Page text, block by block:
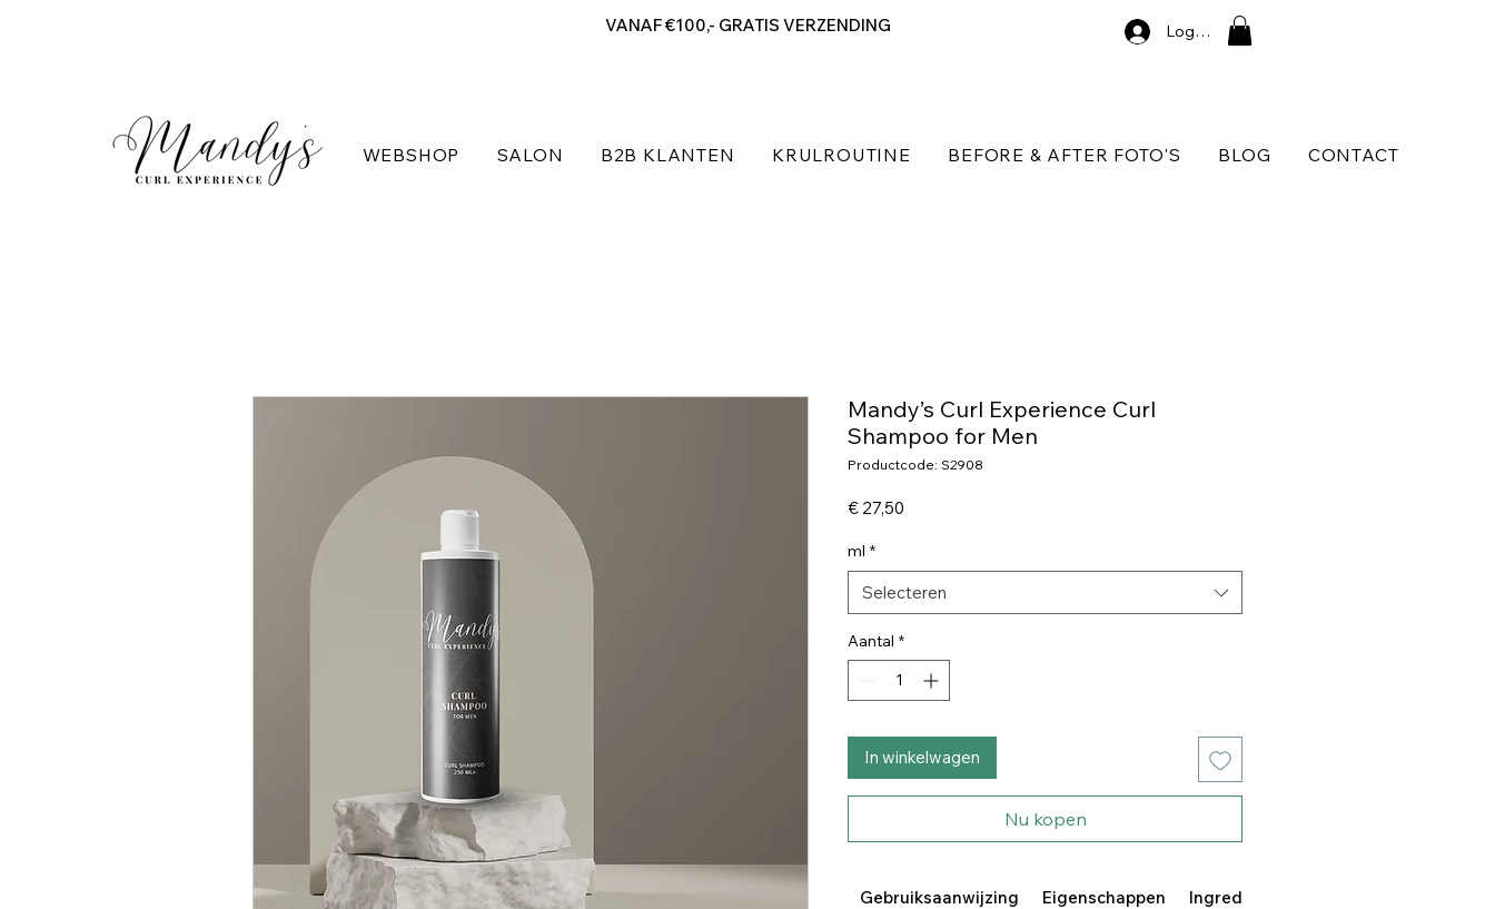
VANAF €100,- GRATIS VERZENDING Log In
WEBSHOP SALON B2B KLANTEN KRULROUTINE BEFORE & AFTER FOTO'S BLOG CONTACT
Mandy’s Curl Experience Curl
Shampoo for Men
Productcode: S2908
€ 27,50
ml *
Selecteren
Aantal *
In winkelwagen
Nu kopen
Gebruiksaanwijzing Eigenschappen Ingrediënten